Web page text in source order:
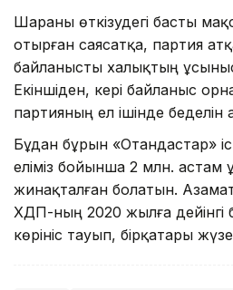
Шараны өткізудегі басты
отырған саясатқа, партия
байланысты халықтың ұсыныс-
Екіншіден, кері байланыс
партияның ел ішінде беделін
Бұдан бұрын «Отандастар»
еліміз бойынша 2 млн. астам
жинақталған болатын.
ХДП-ның 2020 жылға дейінгі
көрініс тауып, бірқатары